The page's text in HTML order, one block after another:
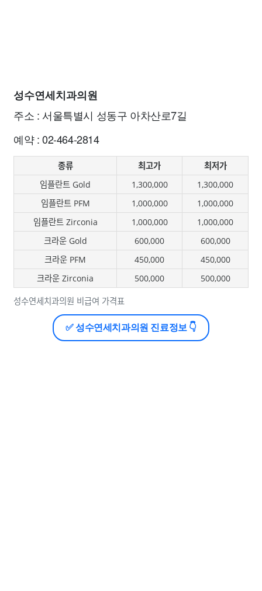
성수연세치과의원
주소 : 서울특별시 성동구 아차산로7길
예약 : 02-464-2814
성수연세치과의원 비급여 가격표
종류 최고가
최저가
임플란트 Gold
1,300,000
1,300,000
임플란트 PFM
1,000,000
1,000,000
임플란트 Zirconia
1,000,000
1,000,000
크라운 Gold
600,000
600,000
크라운 PFM
450,000
450,000
크라운 Zirconia
500,000 500,000
✅ 성수연세치과의원 진료정보 👇